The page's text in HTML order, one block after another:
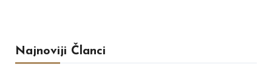
Najnoviji Članci